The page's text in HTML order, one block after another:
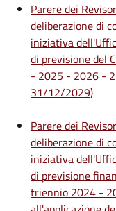
Parere dei
deliberazione di
iniziativa
di previsione del
- 2025 - 2026 -
31/12/2029)
Parere dei
deliberazione di
iniziativa
di previsione
triennio 2024 -